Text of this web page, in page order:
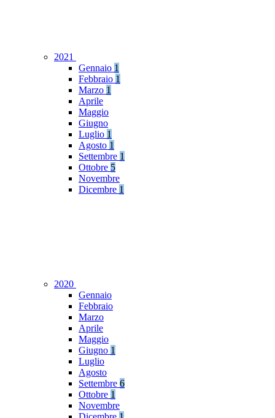
2021
Gennaio 1
Febbraio 1
Marzo 1
Aprile
Maggio
Giugno
Luglio 1
Agosto 1
Settembre 1
Ottobre 5
Novembre
Dicembre 1
2020
Gennaio
Febbraio
Marzo
Aprile
Maggio
Giugno 1
Luglio
Agosto
Settembre 6
Ottobre 1
Novembre